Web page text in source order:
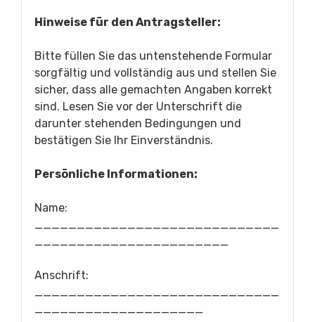
Hinweise für den Antragsteller:
Bitte füllen Sie das untenstehende Formular
sorgfältig und vollständig aus und stellen Sie
sicher, dass alle gemachten Angaben korrekt
sind. Lesen Sie vor der Unterschrift die
darunter stehenden Bedingungen und
bestätigen Sie Ihr Einverständnis.
Persönliche Informationen:
Name:
Anschrift: